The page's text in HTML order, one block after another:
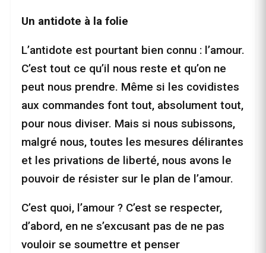
Un antidote à la folie
L’antidote est pourtant bien connu : l’amour.
C’est tout ce qu’il nous reste et qu’on ne
peut nous prendre. Même si les covidistes
aux commandes font tout, absolument tout,
pour nous diviser. Mais si nous subissons,
malgré nous, toutes les mesures délirantes
et les privations de liberté, nous avons le
pouvoir de résister sur le plan de l’amour.
C’est quoi, l’amour ? C’est se respecter,
d’abord, en ne s’excusant pas de ne pas
vouloir se soumettre et penser